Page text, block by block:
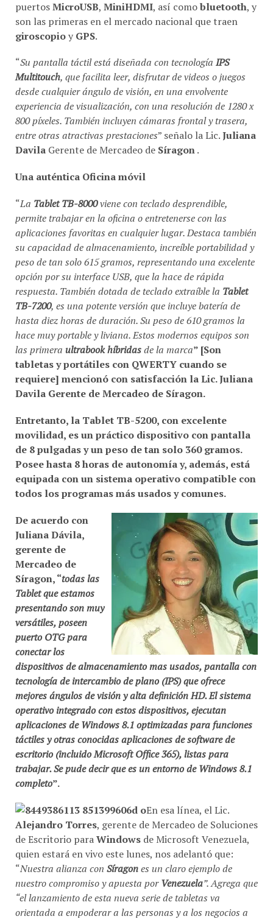
puertosMicroUSB, MiniHDMI, así comobluetooth, y
son las primeras en el mercado nacional que traen
giroscopioy GPS.
“Su pantalla táctil está diseñada con tecnología IPS
Multitouch, que facilita leer, disfrutar de videos o juegos
desde cualquier ángulo de visión, en una envolvente
experiencia de visualización, con una resolución de 1280 x
800 píxeles. También incluyen cámaras frontal y trasera,
entre otras atractivas prestaciones” señalo la Lic.Juliana
Davila Gerente de Mercadeo de Síragon.
Una auténtica Oficina móvil
“La Tablet TB-8000viene con teclado desprendible,
permite trabajar en la oficina o entretenerse con las
aplicaciones favoritas en cualquier lugar. Destaca también
su capacidad de almacenamiento, increíble portabilidad y
peso de tan solo 615 gramos, representando una excelente
opción por su interface USB, que la hace de rápida
respuesta. También dotada de teclado extraíble la Tablet
TB-7200, es una potente versión que incluye batería de
hasta diez horas de duración. Su peso de 610 gramos la
hace muy portable y liviana. Estos modernos equipos son
las primera ultrabook híbridasde la marca” [Son
tabletas y portátiles con QWERTY cuando se
requiere] mencionó con satisfacción la Lic.Juliana
Davila Gerente de Mercadeo de Síragon.
Entretanto, la Tablet TB-5200, con excelente
movilidad, es un práctico dispositivo con pantalla
de 8 pulgadasy un peso de tan solo 360 gramos.
Posee hasta 8 horas de autonomíay, además, está
equipada con un sistema operativo compatible con
todos los programas más usados y comunes.
De acuerdo con
Juliana Dávila,
gerente de
Mercadeo de
Síragon, “todas las
Tabletque estamos
presentando son muy
versátiles, poseen
puerto OTGpara
conectar los
dispositivos de almacenamiento mas usados, pantalla con
tecnología deintercambio de plano (IPS) que ofrece
mejores ángulos de visión yalta definición HD. El sistema
operativo integrado con estos dispositivos, ejecutan
aplicaciones deWindows 8.1optimizadas para funciones
táctiles y otras conocidas aplicaciones de software de
escritorio (incluidoMicrosoft Office 365), listas para
trabajar. Se pude decir que es un entorno deWindows 8.1
completo”.
En esa línea, el Lic.
Alejandro Torres, gerente de Mercadeo de Soluciones
de Escritorio paraWindows de Microsoft Venezuela,
quien estará en vivo este lunes, nos adelantó que:
“Nuestra alianza con Síragones un claro ejemplo de
nuestro compromiso y apuesta porVenezuela”. Agrega que
“el lanzamiento de esta nueva serie de tabletas va
orientada a empoderar a las personas y a los negocios a